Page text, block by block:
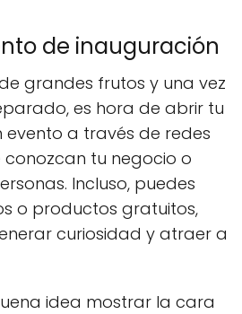
de inauguración
grandes frutos y una vez
es hora de abrir tu
a través de redes
tu negocio o
Incluso, puedes
o productos gratuitos,
curiosidad y atraer a
idea mostrar la cara